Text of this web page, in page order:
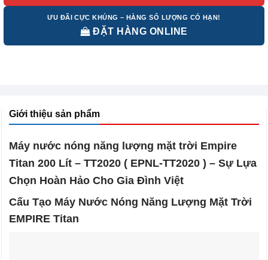
ƯU ĐÃI CỰC KHỦNG – HÀNG SỐ LƯỢNG CÓ HẠN!
ĐẶT HÀNG ONLINE
Giới thiệu sản phẩm
Máy nước nóng năng lượng mặt trời Empire
Titan 200 Lít – TT2020 ( EPNL-TT2020 ) – Sự Lựa
Chọn Hoàn Hảo Cho Gia Đình Việt
Cấu Tạo Máy Nước Nóng Năng Lượng Mặt Trời
EMPIRE Titan